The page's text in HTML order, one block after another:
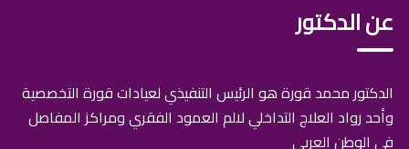
عن الدكتور
الدكتور محمد قورة هو الرئيس التنفيذي لعيادات قورة التخصصية
وأحد رواد العلاج التداخلي لالم العمود الفقري ومراكز المفاصل
في الوطن العربي